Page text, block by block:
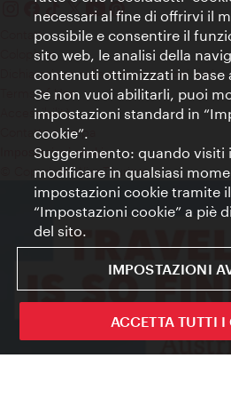
Contatti
Colophon
Dichiarazione sulla protezione dei dati
Terms of Use
Accessibilità
Contatto stampa
Impostazioni cookie
© Copyright WienTourismus
necessari al fine di offrirvi il
possibile e consentire il
sito web, le analisi della
contenuti ottimizzati in base
Se non vuoi abilitarli, puoi
impostazioni standard in
cookie”.
Suggerimento: quando visiti
modificare in qualsiasi
impostazioni cookie tramite
“Impostazioni cookie” a piè
del sito.
IMPOSTAZIONI
ACCETTA TUTTI